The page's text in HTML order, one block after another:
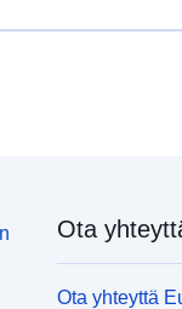
Ota
Ota yhteyttä